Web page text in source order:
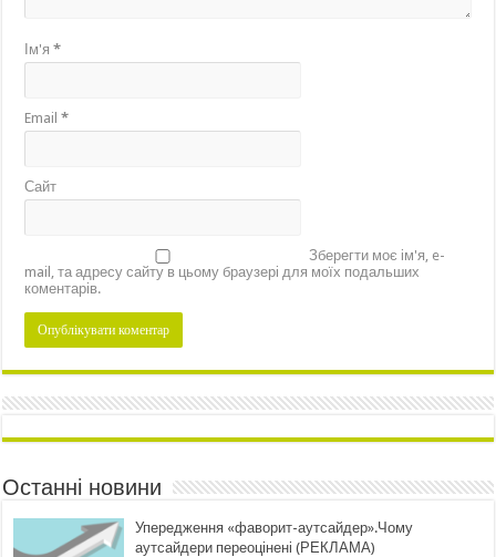
Ім'я*
Email*
Сайт
Зберегти моє ім'я, e-
mail, та адресу сайту в цьому браузері для моїх подальших
коментарів.
Останні новини
Упередження «фаворит-аутсайдер».Чому
аутсайдери переоцінені (РЕКЛАМА)